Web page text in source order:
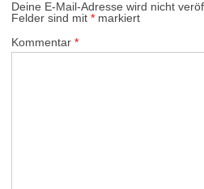
Deine E-Mail-Adresse wird nicht
Felder sind mit * markiert
Kommentar *